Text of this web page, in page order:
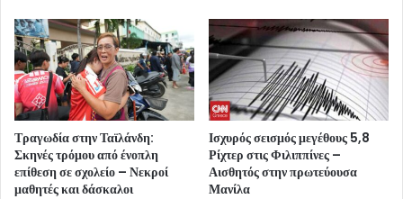
Τραγωδία στην Ταϊλάνδη:
Σκηνές τρόμου από ένοπλη
επίθεση σε σχολείο – Νεκροί
μαθητές και δάσκαλοι
Ισχυρός σεισμός μεγέθους 5,8
Ρίχτερ στις Φιλιππίνες –
Αισθητός στην πρωτεύουσα
Μανίλα